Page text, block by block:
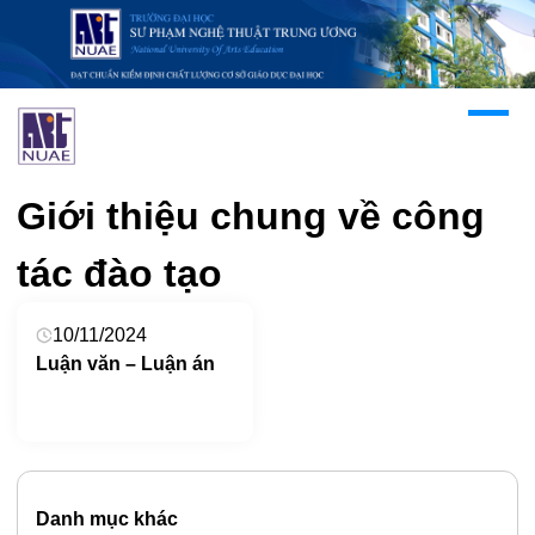
Giới thiệu chung về công
tác đào tạo
10/11/2024
Luận văn – Luận án
Danh mục khác